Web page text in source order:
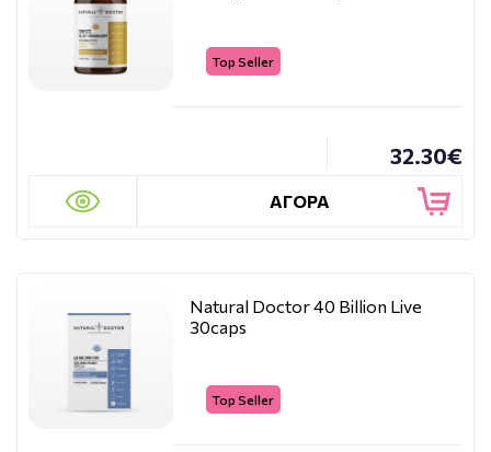
Top Seller
32.30€
ΑΓΟΡΑ
Natural Doctor 40 Billion Live
30caps
Top Seller